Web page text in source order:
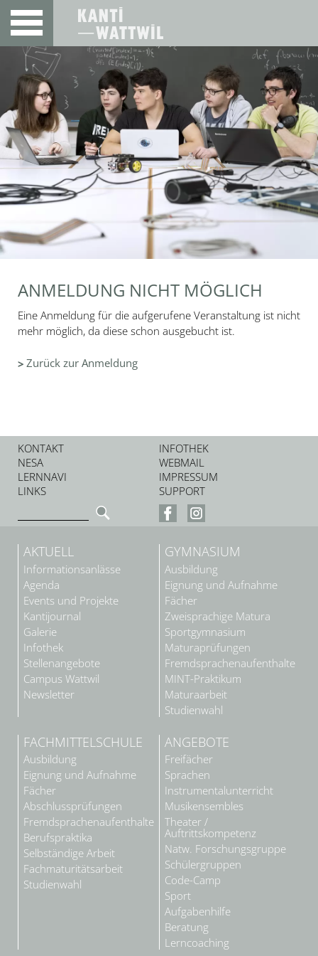
ANMELDUNG NICHT MÖGLICH
Eine Anmeldung für die aufgerufene Veranstaltung ist nicht
mehr möglich, da diese schon ausgebucht ist.
Zurück zur Anmeldung
KONTAKT
INFOTHEK
NESA
WEBMAIL
LERNNAVI
IMPRESSUM
LINKS
SUPPORT
AKTUELL
Informationsanlässe
Agenda
Events und Projekte
Kantijournal
Galerie
Infothek
Stellenangebote
Campus Wattwil
Newsletter
GYMNASIUM
Ausbildung
Eignung und Aufnahme
Fächer
Zweisprachige Matura
Sportgymnasium
Maturaprüfungen
Fremdsprachenaufenthalte
MINT-Praktikum
Maturaarbeit
Studienwahl
FACHMITTELSCHULE
Ausbildung
Eignung und Aufnahme
Fächer
Abschlussprüfungen
Fremdsprachenaufenthalte
Berufspraktika
Selbständige Arbeit
Fachmaturitätsarbeit
Studienwahl
ANGEBOTE
Freifächer
Sprachen
Instrumentalunterricht
Musikensembles
Theater /
Auftrittskompetenz
Natw. Forschungsgruppe
Schülergruppen
Code-Camp
Sport
Aufgabenhilfe
Beratung
Lerncoaching